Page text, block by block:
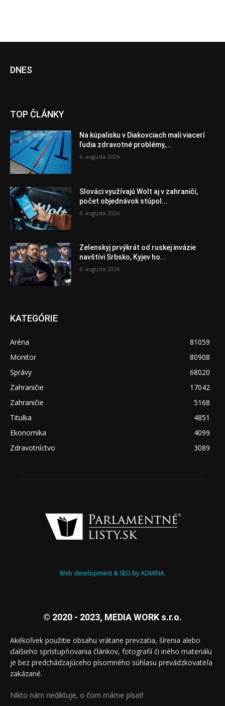
DNES
TOP ČLÁNKY
Na kúpalisku v Diakovciach mali viacerí
ľudia zdravotné problémy,...
6. augusta 2026
Slováci využívajú Wolt aj v zahraničí,
počet objednávok stúpol...
6. augusta 2026
Zelenskyj prvýkrát od ruskej invázie
navštívi Srbsko, Kyjev ho...
6. augusta 2026
KATEGÓRIE
Aréna
81059
Monitor
80908
Správy
68020
Zahraničie
17042
Zahraničie
5168
Titulka
4851
Ekonomika
4099
Zdravotníctvo
3089
Web development & SEO by ADMINA.
© 2020 - 2023, MEDIA WORK s.r.o.
Akékoľvek použitie obsahu vrátane prevzatia, šírenia alebo
ďalšieho sprístupňovania článkov, fotografií či iného materiálu
je bez predchádzajúceho písomného súhlasu prevádzkovateľa
zakázané.
Nikto nám nediktuje, o čom máme písať!